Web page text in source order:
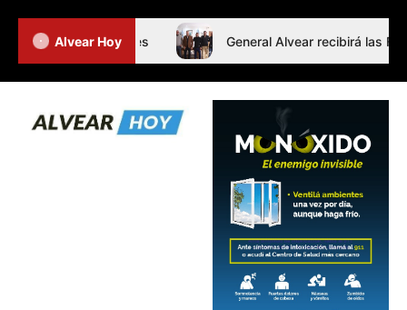
Alvear Hoy
de Intertalleres General Alvear recibirá las